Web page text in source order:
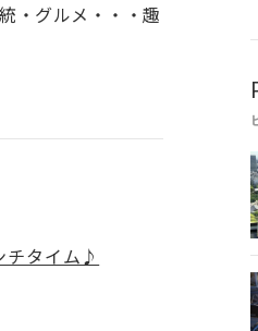
・グルメ・・・趣
チタイム♪